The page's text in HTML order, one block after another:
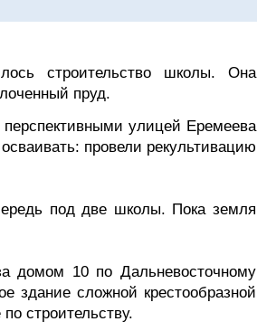
строительство школы. Она
пруд.
улицей Еремеева
провели рекультивацию
под две школы. Пока земля
домом 10 по Дальневосточному
здание сложной крестообразной
строительству.